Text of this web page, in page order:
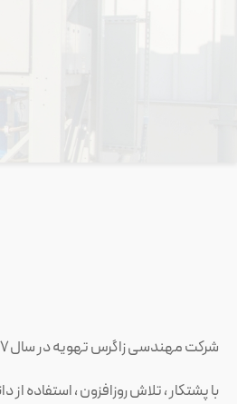
شرکت مهندسی زاگرس تهویه در سال ۱۳۸۷ با اتکاء به تیم مهندس جوان و مجرب به منظور طراحی، ساخت، فروش و اجراء سیستم‌های تهویه‌ی مطبوع تأسیس شد.
با پشتکار ، تلاش روزافزون ،